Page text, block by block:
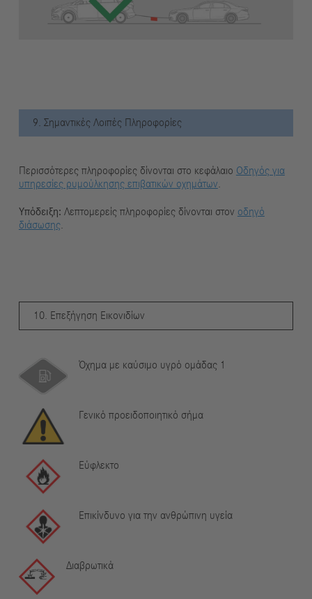
9. Σημαντικές Λοιπές Πληροφορίες
Περισσότερες πληροφορίες δίνονται στο κεφάλαιο Οδηγός για
υπηρεσίες ρυμούλκησης επιβατικών οχημάτων
Υπόδειξη: Λεπτομερείς πληροφορίες δίνονται στον οδηγό
διάσωσης.
10. Επεξήγηση Εικονιδίων
Όχημα με καύσιμο υγρό ομάδας 1
Γενικό προειδοποιητικό σήμα
Εύφλεκτο
Επικίνδυνο για την ανθρώπινη υγεία
Διαβρωτικά